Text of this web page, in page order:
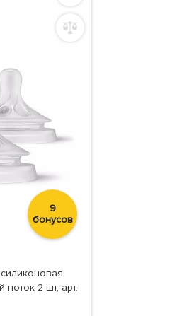
9
бонусов
поток 2 шт, арт.